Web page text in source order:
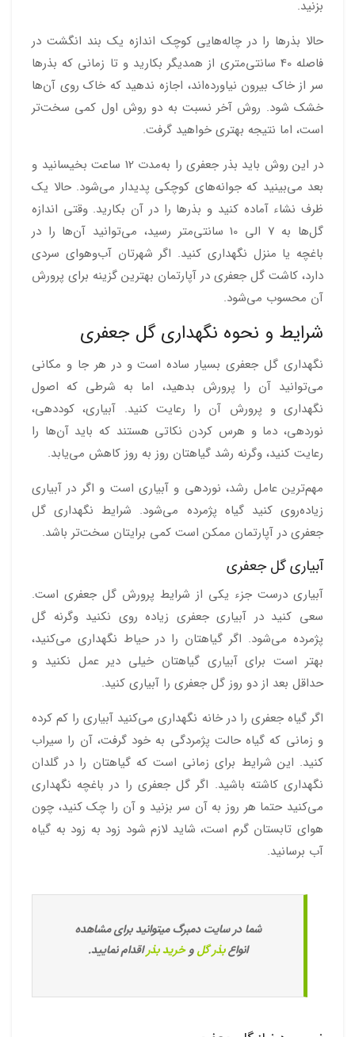
بزنید.
حالا بذرها را در چاله‌هایی کوچک اندازه یک بند انگشت در
فاصله 40 سانتی‌متری از همدیگر بکارید و تا زمانی که بذرها
سر از خاک بیرون نیاورده‌اند، اجازه ندهید که خاک روی آن‌ها
خشک شود. روش آخر نسبت به دو روش اول کمی سخت‌تر
است، اما نتیجه بهتری خواهید گرفت.
در این روش باید بذر جعفری را به‌مدت 12 ساعت بخیسانید و
بعد می‌بینید که جوانه‌های کوچکی پدیدار می‌شود. حالا یک
ظرف نشاء آماده کنید و بذرها را در آن بکارید. وقتی اندازه
گل‌ها به 7 الی 10 سانتی‌متر رسید، می‌توانید آن‌ها را در
باغچه یا منزل نگهداری کنید. اگر شهرتان آب‌و‌هوای سردی
دارد، کاشت گل جعفری در آپارتمان بهترین گزینه برای پرورش
آن محسوب می‌شود.
شرایط و نحوه نگهداری گل جعفری
نگهداری گل جعفری بسیار ساده است و در هر جا و مکانی
می‌توانید آن را پرورش بدهید، اما به شرطی که اصول
نگهداری و پرورش آن را رعایت کنید. آبیاری، کوددهی،
نور‌دهی، دما و هرس کردن نکاتی هستند که باید آن‌ها را
رعایت کنید، وگرنه رشد گیاهتان روز به روز کاهش می‌یابد.
مهم‌ترین عامل رشد، نوردهی و آبیاری است و اگر در آبیاری
زیاده‌روی کنید گیاه پژمرده می‌شود. شرایط نگهداری گل
جعفری در آپارتمان ممکن است کمی برایتان سخت‌تر باشد.
آبیاری گل جعفری
آبیاری درست جزء یکی از شرایط پرورش گل جعفری است.
سعی کنید در آبیاری جعفری زیاده روی نکنید وگرنه گل
پژمرده می‌شود. اگر گیاهتان را در حیاط نگهداری می‌کنید،
بهتر است برای آبیاری گیاهتان خیلی دیر عمل نکنید و
حداقل بعد از دو روز گل جعفری را آبیاری کنید.
اگر گیاه جعفری را در خانه نگهداری می‌کنید آبیاری را کم کرده
و زمانی که گیاه حالت پژمردگی به خود گرفت، آن را سیراب
کنید. این شرایط برای زمانی است که گیاهتان را در گلدان
نگهداری کاشته باشید. اگر گل جعفری را در باغچه نگهداری
می‌کنید حتما هر روز به آن سر بزنید و آن را چک کنید، چون
هوای تابستان گرم است، شاید لازم شود زود به زود به گیاه
آب برسانید.
شما در سایت دمبرگ میتوانید برای مشاهده
انواعبذر گلوخرید بذراقدام نمایید.